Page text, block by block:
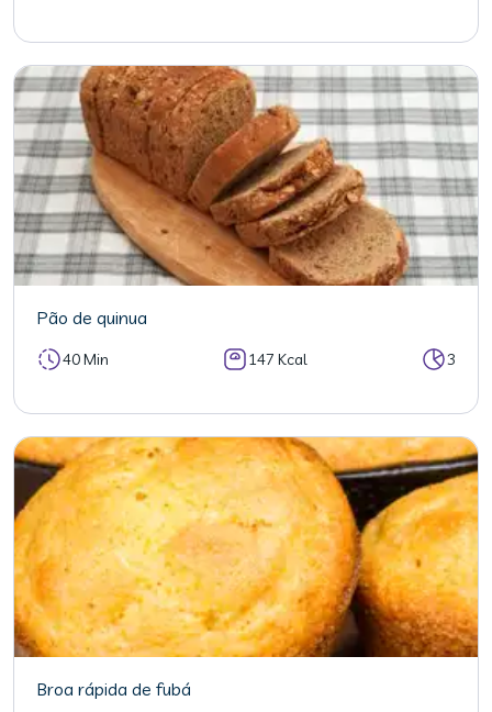
Pão de quinua
40 Min 147 Kcal 3
Broa rápida de fubá